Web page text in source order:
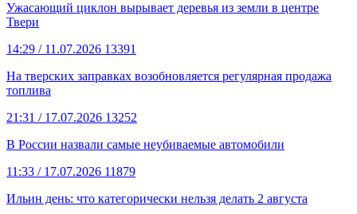
Ужасающий циклон вырывает деревья из земли в центре
Твери
14:29 / 11.07.2026 13391
На тверских заправках возобновляется регулярная продажа
топлива
21:31 / 17.07.2026 13252
В России назвали самые неубиваемые автомобили
11:33 / 17.07.2026 11879
Ильин день: что категорически нельзя делать 2 августа